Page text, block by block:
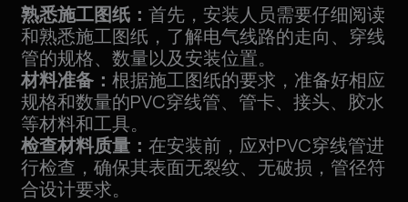
熟悉施工图纸：首先，安装人员需要仔细阅读
和熟悉施工图纸，了解电气线路的走向、穿线
管的规格、数量以及安装位置。
材料准备：根据施工图纸的要求，准备好相应
规格和数量的PVC穿线管、管卡、接头、胶水
等材料和工具。
检查材料质量：在安装前，应对PVC穿线管进
行检查，确保其表面无裂纹、无破损，管径符
合设计要求。